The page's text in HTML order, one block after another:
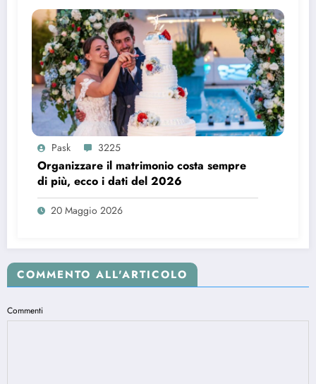
Pask 3225
Organizzare il matrimonio costa sempre
di più, ecco i dati del 2026
20 Maggio 2026
COMMENTO ALL'ARTICOLO
Commenti